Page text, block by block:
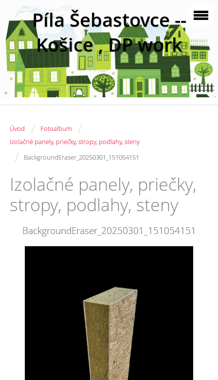
Píla Šebastovce --
Košice , DP work
Úvod / Fotoalbum /
Izolačné panely, priečky, stropy, podlahy, steny
/ BackgroundEraser_20250301_151054151
Izolačné panely, priečky,
stropy, podlahy, steny
BackgroundEraser_20250301_151054151